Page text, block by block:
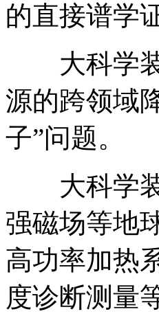
的直接谱学
大科学
源的跨领域
子”问题。‌
大科学
强磁场等地
高功率加热
度诊断测量